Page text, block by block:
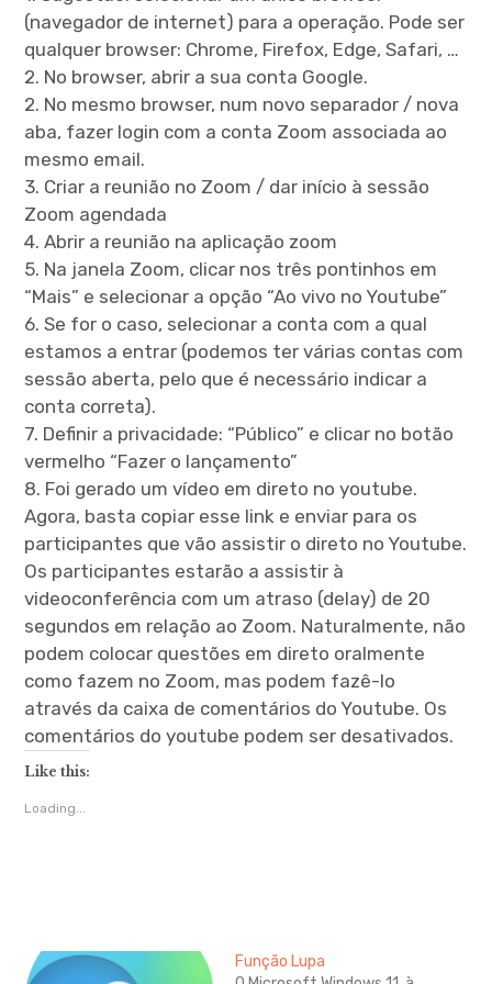
(navegador de internet) para a operação. Pode ser
qualquer browser: Chrome, Firefox, Edge, Safari, …
2. No browser, abrir a sua conta Google.
2. No mesmo browser, num novo separador / nova
aba, fazer login com a conta Zoom associada ao
mesmo email.
3. Criar a reunião no Zoom / dar início à sessão
Zoom agendada
4. Abrir a reunião na aplicação zoom
5. Na janela Zoom, clicar nos três pontinhos em
“Mais” e selecionar a opção “Ao vivo no Youtube”
6. Se for o caso, selecionar a conta com a qual
estamos a entrar (podemos ter várias contas com
sessão aberta, pelo que é necessário indicar a
conta correta).
7. Definir a privacidade: “Público” e clicar no botão
vermelho “Fazer o lançamento”
8. Foi gerado um vídeo em direto no youtube.
Agora, basta copiar esse link e enviar para os
participantes que vão assistir o direto no Youtube.
Os participantes estarão a assistir à
videoconferência com um atraso (delay) de 20
segundos em relação ao Zoom. Naturalmente, não
podem colocar questões em direto oralmente
como fazem no Zoom, mas podem fazê-lo
através da caixa de comentários do Youtube. Os
comentários do youtube podem ser desativados.
Like this:
Loading...
Função Lupa